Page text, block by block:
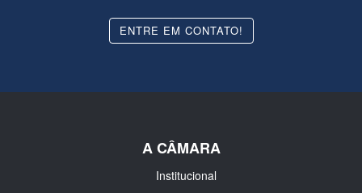
ENTRE EM CONTATO!
A CÂMARA
Institucional